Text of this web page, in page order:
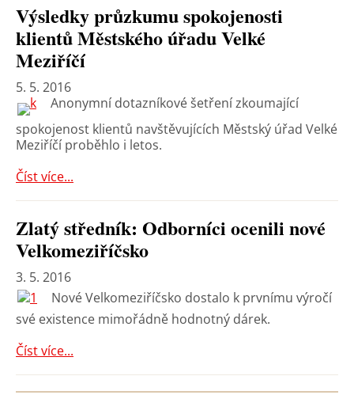
Výsledky průzkumu spokojenosti
klientů Městského úřadu Velké
Meziříčí
5. 5. 2016
Anonymní dotazníkové šetření zkoumající
spokojenost klientů navštěvujících Městský úřad Velké
Meziříčí proběhlo i letos.
Číst více...
Zlatý středník: Odborníci ocenili nové
Velkomeziříčsko
3. 5. 2016
Nové Velkomeziříčsko dostalo k prvnímu výročí
své existence mimořádně hodnotný dárek.
Číst více...